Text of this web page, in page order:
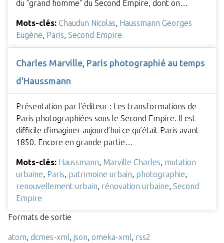
du "grand homme" du Second Empire, dont on…
Mots-clés: Chaudun Nicolas, Haussmann Georges
Eugène, Paris, Second Empire
Charles Marville, Paris photographié au temps
d'Haussmann
Présentation par l'éditeur : Les transformations de
Paris photographiées sous le Second Empire. Il est
difficile d’imaginer aujourd’hui ce qu’était Paris avant
1850. Encore en grande partie…
Mots-clés: Haussmann, Marville Charles, mutation
urbaine, Paris, patrimoine urbain, photographie,
renouvellement urbain, rénovation urbaine, Second
Empire
Formats de sortie
atom, dcmes-xml, json, omeka-xml, rss2